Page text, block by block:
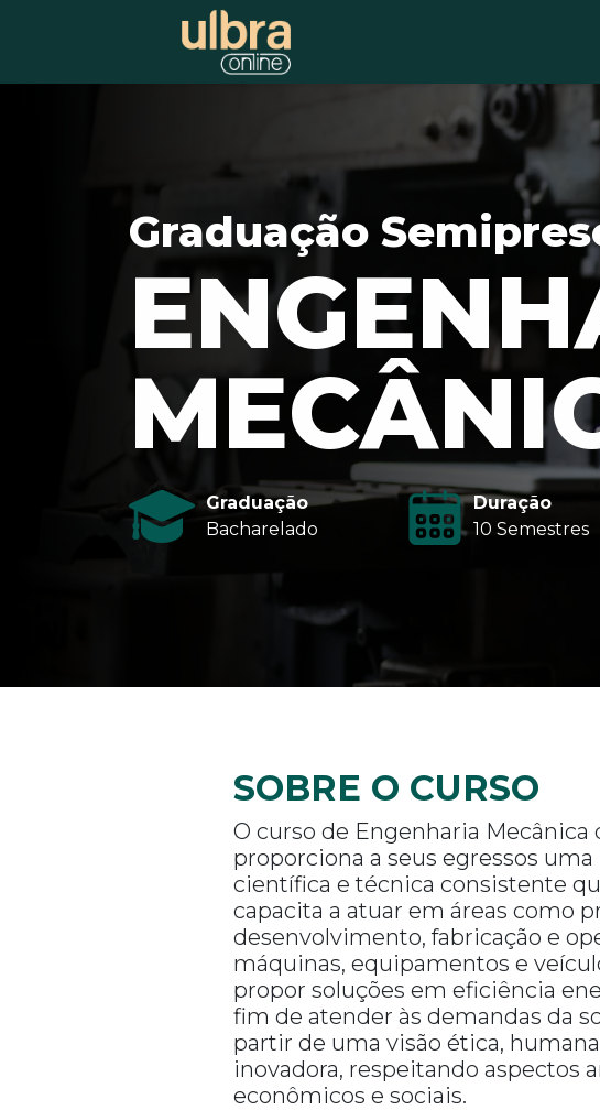
Graduação
Graduação
Bacharelado
Duração
10 Semestres
SOBRE O CURSO
O curso de Engenharia Mecânica
proporciona a seus egressos uma
científica e técnica consistente
capacita a atuar em áreas como
desenvolvimento, fabricação e
máquinas, equipamentos e
propor soluções em eficiência
fim de atender às demandas da
partir de uma visão ética,
inovadora, respeitando aspectos
econômicos e sociais.